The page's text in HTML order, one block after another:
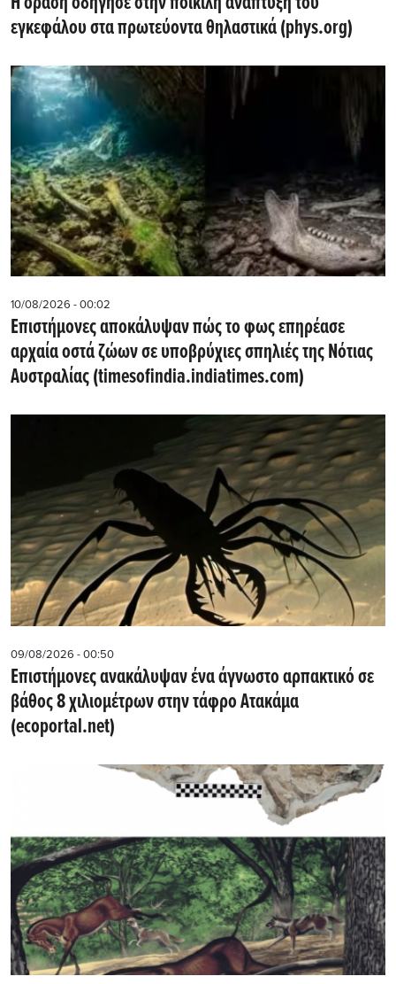
εγκεφάλου στα πρωτεύοντα θηλαστικά (phys.org)
10/08/2026 - 00:02
Επιστήμονες αποκάλυψαν πώς το φως επηρέασε
αρχαία οστά ζώων σε υποβρύχιες σπηλιές της Νότιας
Αυστραλίας (timesofindia.indiatimes.com)
09/08/2026 - 00:50
Επιστήμονες ανακάλυψαν ένα άγνωστο αρπακτικό σε
βάθος 8 χιλιομέτρων στην τάφρο Ατακάμα
(ecoportal.net)